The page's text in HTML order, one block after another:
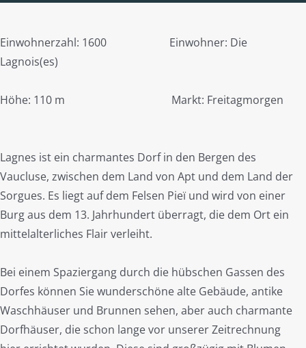
Einwohnerzahl: 1600 Einwohner: Die
Lagnois(es)
Höhe: 110 m Markt: Freitagmorgen
Lagnes ist ein charmantes Dorf in den Bergen des
Vaucluse, zwischen dem Land von Apt und dem Land der
Sorgues. Es liegt auf dem Felsen Pieï und wird von einer
Burg aus dem 13. Jahrhundert überragt, die dem Ort ein
mittelalterliches Flair verleiht.
Bei einem Spaziergang durch die hübschen Gassen des
Dorfes können Sie wunderschöne alte Gebäude, antike
Waschhäuser und Brunnen sehen, aber auch charmante
Dorfhäuser, die schon lange vor unserer Zeitrechnung